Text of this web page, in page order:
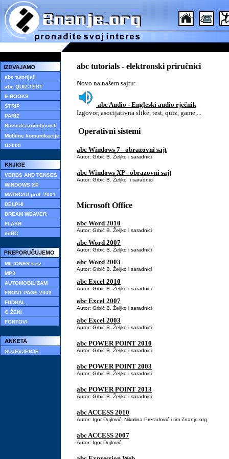
abc tutorijali
abc QUIZ-TEST
E-BOOKS
STRIP
PARIZ
Novosti-zanimljivosti
Mobilne komunikacije
G2000
VERBS AND TENSES
WINDOWS XP
MATHCAD prof. 2001
DELPHI
DREAM WEAVER
FLASH
mIRC
MILIONER-kviz
MP3
AUTOMOBILIZAM
FRONT PAGE 2003
FUDBAL
O ŽENI
FONTOVI
SUJEVJERJE
abc tutorials - elektronski priručnici
Novo na našem sajtu:
abc Audio - Engleski audio rječnik
Izgovor, asocijativna slike, test, quiz, game,...
Operativni sistemi
abc Windows 7 - obrazovni sajt
Autor: Grbić B. Željko i saradnici
abc Windows XP - obrazovni sajt
Autor: Grbić B. Željko i saradnici
Microsoft Office
abc Word 2010
Autor: Grbić B. Željko i saradnici
abc Word 2007
Autor: Grbić B. Željko i saradnici
abc Word 2003
Autor: Grbić B. Željko i saradnici
abc Excel 2010
Autor: Grbić B. Željko i saradnici
abc Excel 2007
Autor: Grbić B. Željko i saradnici
abc Excel 2003
Autor: Grbić B. Željko i saradnici
abc POWER POINT 2010
Autor: Grbić B. Željko i saradnici
abc POWER POINT 2003
Autor: Grbić B. Željko i saradnici
abc POWER POINT 2013
Autor: Grbić B. Željko i saradnici
abc ACCESS 2010
Autor: Igor Dujlović, Nikolina Preradović i tim Znanje.org
abc ACCESS 2007
Autor: Igor Dujlović